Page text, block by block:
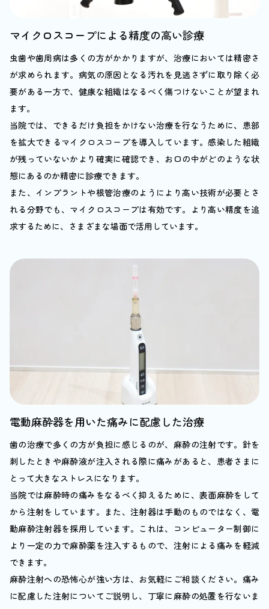
マイクロスコープによる精度の高い診療
虫歯や歯周病は多くの方がかかりますが、治療においては精密さ
が求められます。病気の原因となる汚れを見逃さずに取り除く必
要がある一方で、健康な組織はなるべく傷つけないことが望まれ
ます。
当院では、できるだけ負担をかけない治療を行なうために、患部
を拡大できるマイクロスコープを導入しています。感染した組織
が残っていないかより確実に確認でき、お口の中がどのような状
態にあるのか精密に診療できます。
また、インプラントや根管治療のようにより高い技術が必要とさ
れる分野でも、マイクロスコープは有効です。より高い精度を追
求するために、さまざまな場面で活用しています。
電動麻酔器を用いた痛みに配慮した治療
歯の治療で多くの方が負担に感じるのが、麻酔の注射です。針を
刺したときや麻酔液が注入される際に痛みがあると、患者さまに
とって大きなストレスになります。
当院では麻酔時の痛みをなるべく抑えるために、表面麻酔をして
から注射をしています。また、注射器は手動のものではなく、電
動麻酔注射器を採用しています。これは、コンピューター制御に
より一定の力で麻酔薬を注入するもので、注射による痛みを軽減
できます。
麻酔注射への恐怖心が強い方は、お気軽にご相談ください。痛み
に配慮した注射についてご説明し、丁寧に麻酔の処置を行ないま